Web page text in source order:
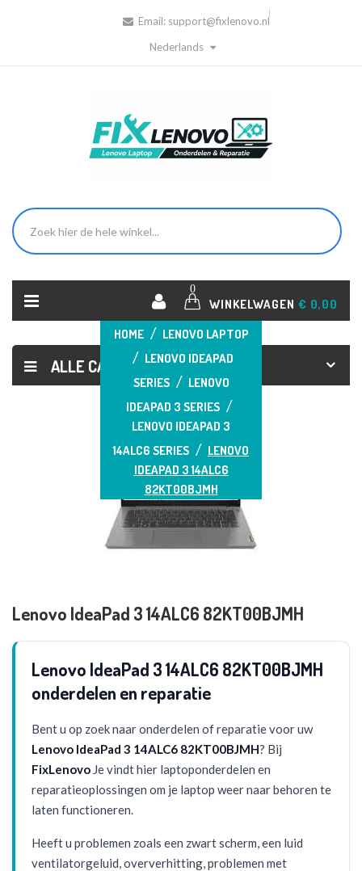
Email: support@fixlenovo.nl
Nederlands
0
WINKELWAGEN € 0,00
ALLE CATEGORIEËN
HOME
LENOVO LAPTOP
LENOVO IDEAPAD
SERIES
LENOVO
IDEAPAD 3 SERIES
LENOVO IDEAPAD 3
14ALC6 SERIES
LENOVO
IDEAPAD 3 14ALC6
82KT00BJMH
Lenovo IdeaPad 3 14ALC6 82KT00BJMH
Lenovo IdeaPad 3 14ALC6 82KT00BJMH
onderdelen en reparatie
Bent u op zoek naar onderdelen of reparatie voor uw
Lenovo IdeaPad 3 14ALC6 82KT00BJMH? Bij
FixLenovo Je vindt hier laptoponderdelen en
reparatieoplossingen om je laptop weer naar behoren te
laten functioneren.
Heeft u problemen zoals een zwart scherm, een luid
ventilatorgeluid, oververhitting, problemen met